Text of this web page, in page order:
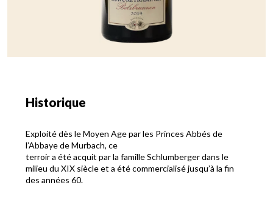
Historique
Exploité dès le Moyen Age par les Princes Abbés de
l’Abbaye de Murbach, ce
terroir a été acquit par la famille Schlumberger dans le
milieu du XIX siècle et a été commercialisé jusqu’à la fin
des années 60.